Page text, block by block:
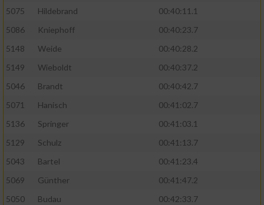
5075
Hildebrand
00:40:11.1
5086
Kniephoff
00:40:23.7
5148
Weide
00:40:28.2
5149
Wieboldt
00:40:37.2
5046
Brandt
00:40:42.7
5071
Hanisch
00:41:02.7
5136
Springer
00:41:03.1
5129
Schulz
00:41:13.7
5043
Bartel
00:41:23.4
5069
Günther
00:41:47.2
5050
Budau
00:42:33.7